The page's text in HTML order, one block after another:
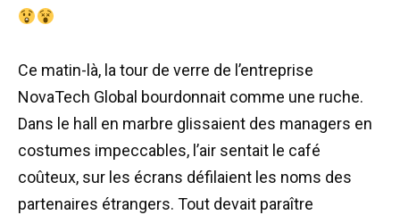
Ce matin-là, la tour de verre de l’entreprise
NovaTech Global bourdonnait comme une ruche.
Dans le hall en marbre glissaient des managers en
costumes impeccables, l’air sentait le café
coûteux, sur les écrans défilaient les noms des
partenaires étrangers. Tout devait paraître